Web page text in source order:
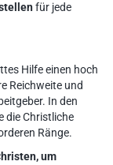
für jede
Hilfe einen hoch
Reichweite und
In den
die Christliche
Ränge.
um